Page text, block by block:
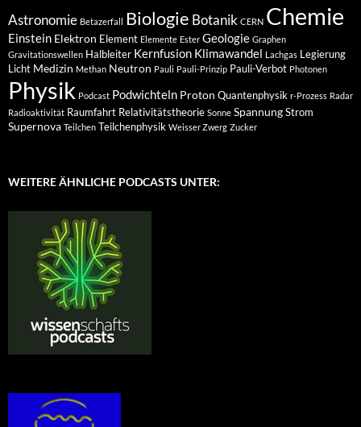
Astronomie Betazerfall Biologie Botanik CERN Chemie
Einstein Elektron Element Elemente Ester Geologie Graphen
Gravitationswellen Halbleiter Kernfusion Klimawandel Lachgas Legierung
Licht Medizin Methan Neutron Pauli Pauli-Prinzip Pauli-Verbot Photonen
Physik Podcast Podwichteln Proton Quantenphysik r-Prozess Radar
Radioaktivität Raumfahrt Relativitätstheorie Sonne Spannung Strom
Supernova Teilchen Teilchenphysik Weisser Zwerg Zucker
WEITERE ÄHNLICHE PODCASTS UNTER: